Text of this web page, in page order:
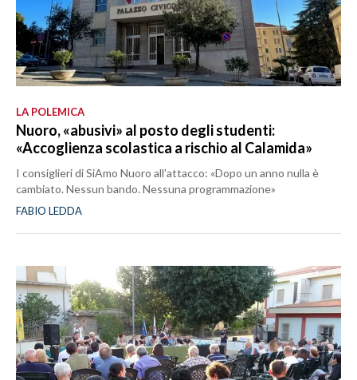
LA POLEMICA
Nuoro, «abusivi» al posto degli studenti:
«Accoglienza scolastica a rischio al Calamida»
I consiglieri di SiAmo Nuoro all’attacco: «Dopo un anno nulla è
cambiato. Nessun bando. Nessuna programmazione»
FABIO LEDDA